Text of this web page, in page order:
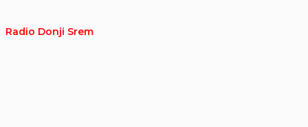
Radio Donji Srem